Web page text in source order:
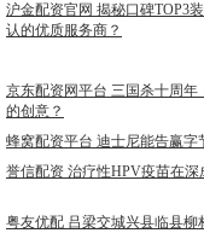
沪金配资官网 揭秘口碑TOP3
认的优质服务商？
京东配资网平台 三国杀十周
的创意？
蜂窝配资平台 迪士尼能告赢字
誉信配资 治疗性HPV疫苗在
粤友优配 吕梁交城兴县临县